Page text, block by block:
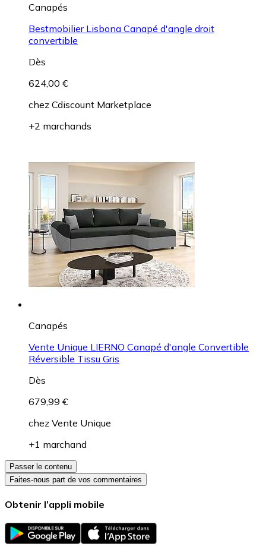
Canapés
Bestmobilier Lisbona Canapé d'angle droit
convertible
Dès
624,00 €
chez Cdiscount Marketplace
+2 marchands
Canapés
Vente Unique LIERNO Canapé d'angle Convertible
Réversible Tissu Gris
Dès
679,99 €
chez Vente Unique
+1 marchand
Passer le contenu
Faites-nous part de vos commentaires
Obtenir l’appli mobile